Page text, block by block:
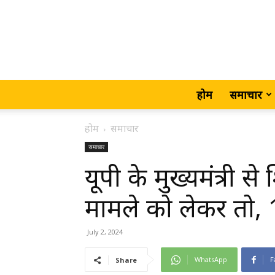
होम समाचार
होम समाचार
समाचार
यूपी के मुख्यमंत्री से
मामले को लेकर तो,
July 2, 2024
Share WhatsApp